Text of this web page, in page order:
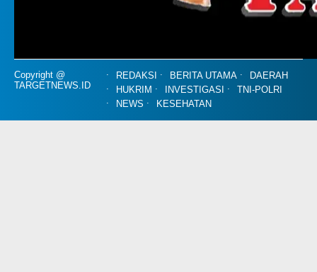
Copyright @
TARGETNEWS.ID
REDAKSI BERITA UTAMA
DAERAH
HUKRIM
INVESTIGASI
TNI-POLRI
NEWS
KESEHATAN